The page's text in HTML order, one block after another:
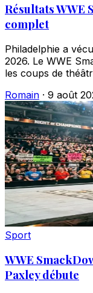
Résultats WWE
complet
Philadelphie a
2026. Le WWE
les coups de
Romain · 9 août
Sport
WWE
Paxley débute